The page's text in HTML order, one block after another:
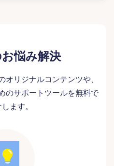
悩み解決
オリジナルコンテンツや、
のサポートツールを無料で
ます。